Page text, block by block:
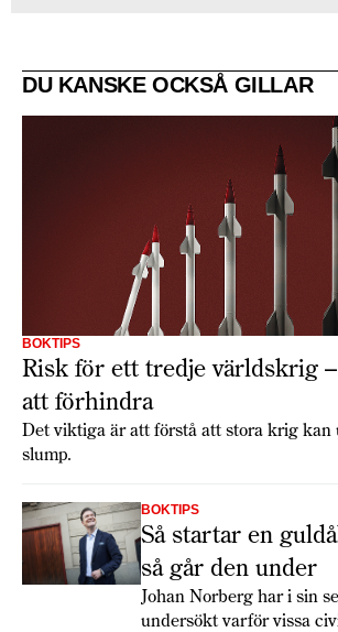
DU KANSKE OCKSÅ GILLAR
BOKTIPS
Risk för ett tredje världskrig
att förhindra
Det viktiga är att förstå att stora krig kan
slump.
BOKTIPS
Så startar en
så går den under­­
Johan Norberg har i sin
undersökt varför vissa